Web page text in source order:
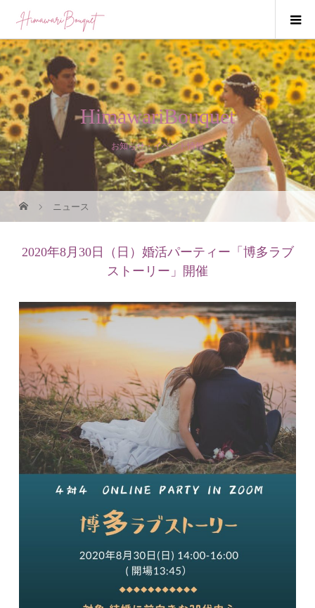
HimawariBouquet
お知らせ・イベント情報
ニュース
2020年8月30日（日）婚活パーティー「博多ラブ
ストーリー」開催